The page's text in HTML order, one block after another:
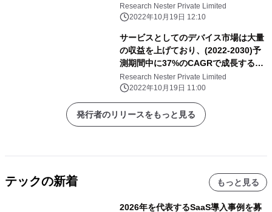
Research Nester Private Limited
2022年10月19日 12:10
サービスとしてのデバイス市場は大量
の収益を上げており、(2022-2030)予
測期間中に37%のCAGRで成長すると
推定されています。
Research Nester Private Limited
2022年10月19日 11:00
発行者のリリースをもっと見る
テックの新着 もっと見る
2026年を代表するSaaS導入事例を募